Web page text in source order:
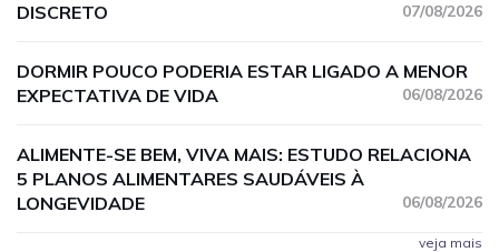
DISCRETO
07/08/2026
DORMIR POUCO PODERIA ESTAR LIGADO A MENOR
EXPECTATIVA DE VIDA
06/08/2026
ALIMENTE-SE BEM, VIVA MAIS: ESTUDO RELACIONA
5 PLANOS ALIMENTARES SAUDÁVEIS À
LONGEVIDADE
06/08/2026
veja mais